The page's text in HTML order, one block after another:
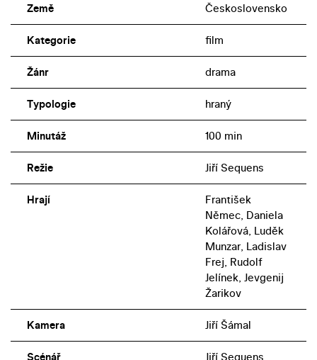
Země Československo
Kategorie film
Žánr drama
Typologie hraný
Minutáž 100 min
Režie Jiří Sequens
Hrají
František
Němec, Daniela
Kolářová, Luděk
Munzar, Ladislav
Frej, Rudolf
Jelínek, Jevgenij
Žarikov
Kamera Jiří Šámal